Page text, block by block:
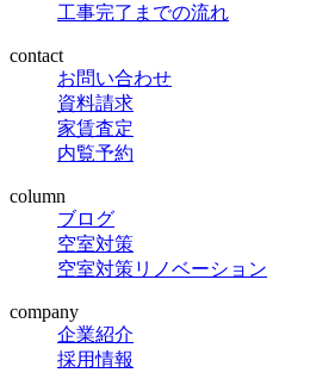
工事完了までの流れ
contact
お問い合わせ
資料請求
家賃査定
内覧予約
column
ブログ
空室対策
空室対策リノベーション
company
企業紹介
採用情報